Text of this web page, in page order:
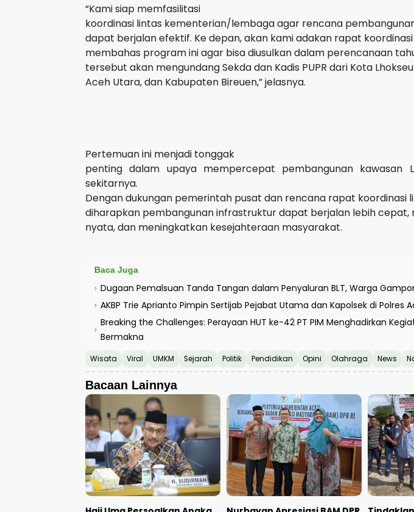
“Kami siap memfasilitasi
koordinasi lintas kementerian/lembaga agar rencana
dapat berjalan efektif. Ke depan, akan kami adakan rapat koordinasi
membahas program ini agar bisa diusulkan dalam perencanaan
tersebut akan mengundang Sekda dan Kadis PUPR dari Kota
Aceh Utara, dan Kabupaten Bireuen,” jelasnya.
Pertemuan ini menjadi tonggak
penting dalam upaya mempercepat pembangunan kawasan
sekitarnya.
Dengan dukungan pemerintah pusat dan rencana rapat koordinasi
diharapkan pembangunan infrastruktur dapat berjalan lebih
nyata, dan meningkatkan kesejahteraan masyarakat.
Baca Juga
› Dugaan Pemalsuan Tanda Tangan dalam Penyaluran BLT, Warga
› AKBP Trie Aprianto Pimpin Sertijab Pejabat Utama dan Kapolsek di Polres
›
Breaking the Challenges: Perayaan HUT ke-42 PT PIM Menghadirkan
Bermakna
Wisata Viral UMKM Sejarah Politik Pendidikan Opini Olahraga News
Bacaan Lainnya